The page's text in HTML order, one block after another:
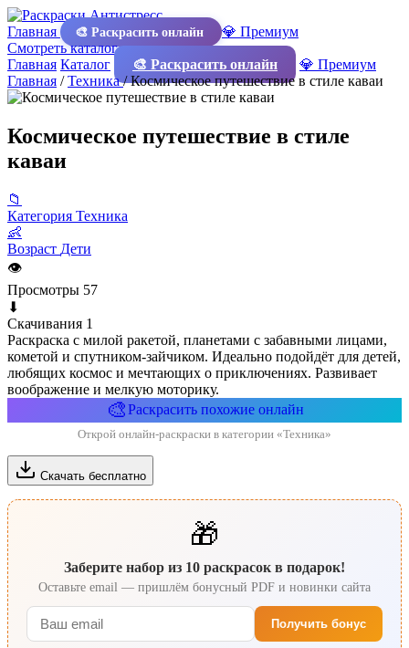
Главная 🎨 Раскрасить онлайн
💎 Премиум
Смотреть каталог
Главная Каталог 🎨 Раскрасить онлайн
💎 Премиум
Главная /Техника/Космическое путешествие в стиле каваи
Космическое путешествие в стиле
каваи
📁
Категория Техника
👶
Возраст Дети
👁
Просмотры 57
⬇
Скачивания 1
Раскраска с милой ракетой, планетами с забавными лицами,
кометой и спутником-зайчиком. Идеально подойдёт для детей,
любящих космос и мечтающих о приключениях. Развивает
воображение и мелкую моторику.
🎨Раскрасить похожие онлайн
Открой онлайн-раскраски в категории «Техника»
Скачать бесплатно
🎁
Заберите набор из 10 раскрасок в подарок!
Оставьте email — пришлём бонусный PDF и новинки сайта
Получить бонус